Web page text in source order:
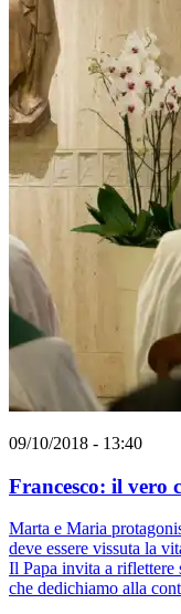
09/10/2018 - 13:40
Francesco: il vero
Marta e Maria
deve essere vissuta la
Il Papa invita a riflettere
che dedichiamo alla